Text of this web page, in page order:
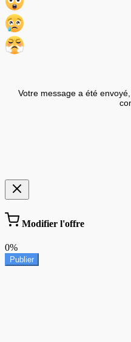
Votre message a été
Modifier l'offre
0%
Publier